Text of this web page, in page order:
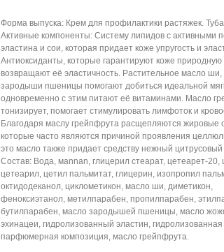
Форма выпуска: Крем для профилактики растяжек.
Активные компоненты: Систему липидов с активными
эластина и сои, которая придает коже упругость и
Антиоксиданты, которые гарантируют коже природную
возвращают её эластичность. Растительное масло ши,
зародыши пшеницы помогают добиться идеальной
одновременно с этим питают её витаминами. Масло
тонизирует, помогает стимулировать лимфоток и
Благодаря маслу грейпфрута расщепляются жировые
которые часто являются причиной проявления
это масло также придает средству нежный
Состав: Вода, мannan, глицерил стеарат, цетеарет-20,
цетеарил, цетил пальмитат, глицерин, изопропил
октидодеканол, циклометикон, масло ши, диметикон,
феноксиэтанол, метилпарабен, пропилпарабен,
бутилпарабен, масло зародышей пшеницы, масло
эхинацеи, гидролизованный эластин, гидролизованная
парфюмерная композиция, масло грейпфрута.